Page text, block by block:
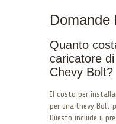
Domande
Quanto
caricatore
Chevy Bolt?
Il costo per
per una Chevy Bolt
Questo include il